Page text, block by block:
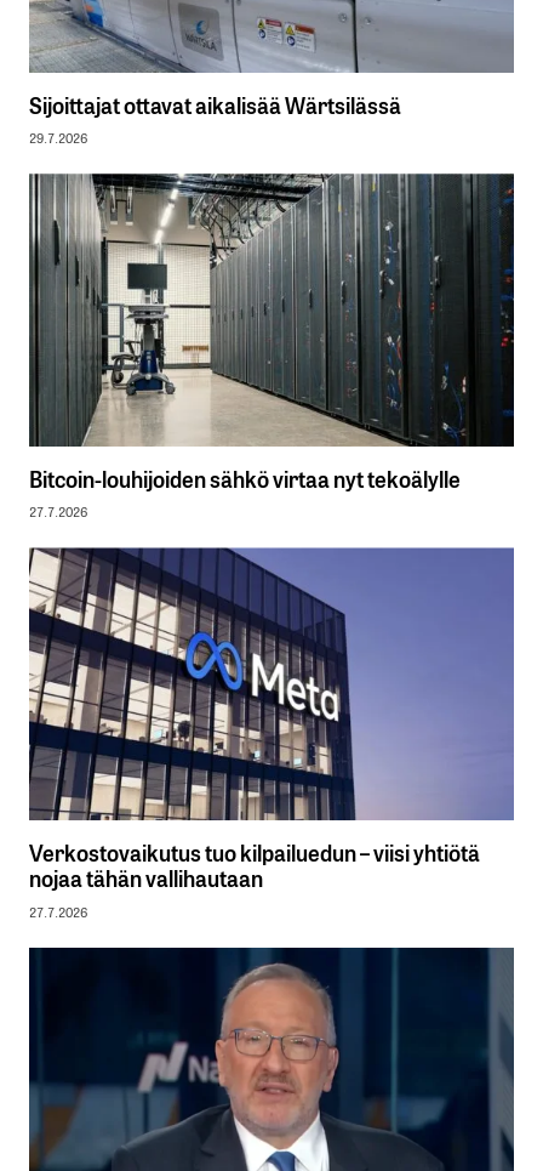
Sijoittajat ottavat aikalisää Wärtsilässä
29.7.2026
Bitcoin-louhijoiden sähkö virtaa nyt tekoälylle
27.7.2026
Verkostovaikutus tuo kilpailuedun – viisi yhtiötä
nojaa tähän vallihautaan
27.7.2026